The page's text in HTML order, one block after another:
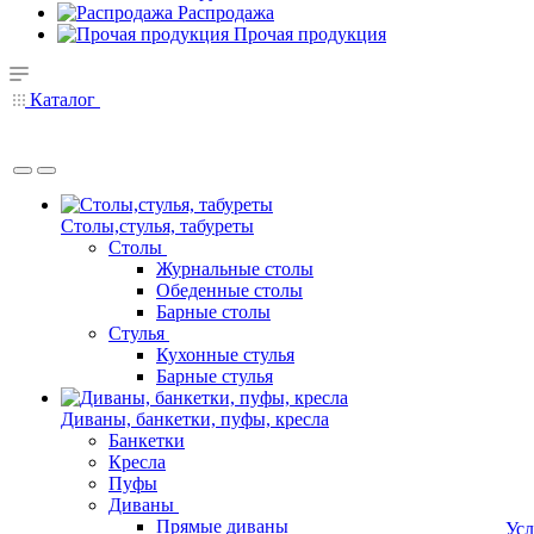
Распродажа
Прочая продукция
Каталог
Столы,стулья, табуреты
Столы
Журнальные столы
Обеденные столы
Барные столы
Стулья
Кухонные стулья
Барные стулья
Диваны, банкетки, пуфы, кресла
Банкетки
Кресла
Пуфы
Диваны
Прямые диваны